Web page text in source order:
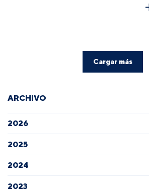
Cargar más
ARCHIVO
2026
2025
2024
2023